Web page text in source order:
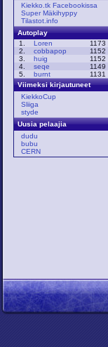
Kiekko.tk Facebookissa
Super Mäkihyppy
Tilastot.info
Autoplay
1.
Loren
1173
2.
cobbapop
1152
3.
huig
1152
4.
seqe
1149
5.
burnt
1131
Viimeksi kirjautuneet
KiekkoCup
Sliiga
styde
Uusia pelaajia
dudu
bubu
CERN